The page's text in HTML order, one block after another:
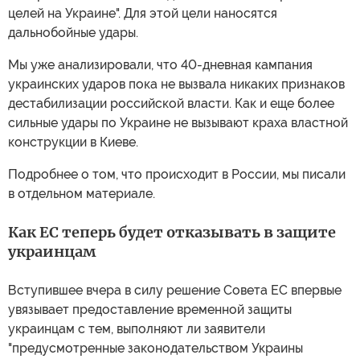
целей на Украине". Для этой цели наносятся
дальнобойные удары.
Мы уже анализировали, что 40-дневная кампания
украинских ударов пока не вызвала никаких признаков
дестабилизации российской власти. Как и еще более
сильные удары по Украине не вызывают краха властной
конструкции в Киеве.
Подробнее о том, что происходит в России, мы писали
в отдельном материале.
Как ЕС теперь будет отказывать в защите
украинцам
Вступившее вчера в силу решение Совета ЕС впервые
увязывает предоставление временной защиты
украинцам с тем, выполняют ли заявители
"предусмотренные законодательством Украины